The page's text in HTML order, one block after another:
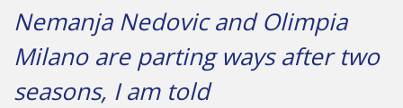
Nemanja Nedovic and Olimpia
Milano are parting ways after two
seasons, I am told